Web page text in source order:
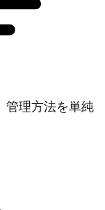
管理方法を単純